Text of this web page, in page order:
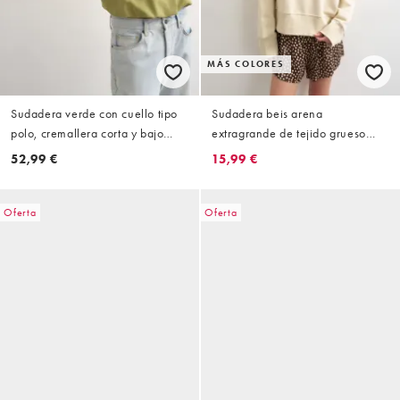
Sudadera verde con cuello tipo
polo, cremallera corta y bajo
abullonado de tejido
52,99 €
MÁS COLORES
Sudadera beis arena
extragrande de tejido grueso
premium de Topshop
15,99 €
Oferta Oferta